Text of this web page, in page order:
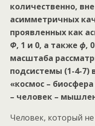
количественно,
асимметричных
проявленных как
Ф, 1 и 0, а также ф,
масштаба
подсистемы (1-4-7)
«космос –
– человек –
Человек, который